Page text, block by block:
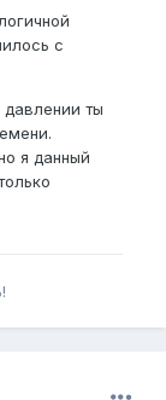
с
ты
я данный